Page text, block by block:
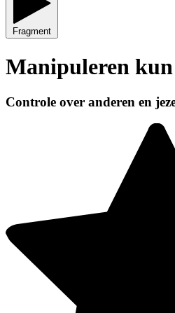
Fragment
Manipuleren
Controle over anderen en